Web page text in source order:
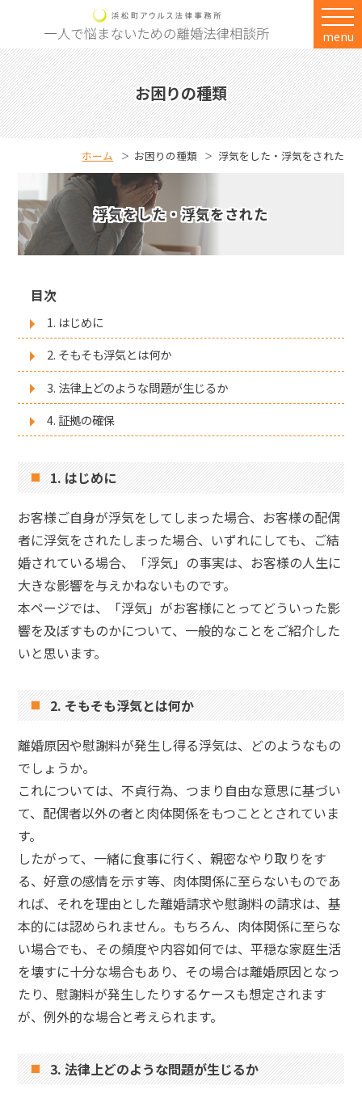
menu
お困りの種類
ホーム お困りの種類 浮気をした・浮気をされた
浮気をした・浮気をされた
目次
1. はじめに
2. そもそも浮気とは何か
3. 法律上どのような問題が生じるか
4. 証拠の確保
1. はじめに
お客様ご自身が浮気をしてしまった場合、お客様の配偶
者に浮気をされたしまった場合、いずれにしても、ご結
婚されている場合、「浮気」の事実は、お客様の人生に
大きな影響を与えかねないものです。
本ページでは、「浮気」がお客様にとってどういった影
響を及ぼすものかについて、一般的なことをご紹介した
いと思います。
2. そもそも浮気とは何か
離婚原因や慰謝料が発生し得る浮気は、どのようなもの
でしょうか。
これについては、不貞行為、つまり自由な意思に基づい
て、配偶者以外の者と肉体関係をもつこととされていま
す。
したがって、一緒に食事に行く、親密なやり取りをす
る、好意の感情を示す等、肉体関係に至らないものであ
れば、それを理由とした離婚請求や慰謝料の請求は、基
本的には認められません。もちろん、肉体関係に至らな
い場合でも、その頻度や内容如何では、平穏な家庭生活
を壊すに十分な場合もあり、その場合は離婚原因となっ
たり、慰謝料が発生したりするケースも想定されます
が、例外的な場合と考えられます。
3. 法律上どのような問題が生じるか